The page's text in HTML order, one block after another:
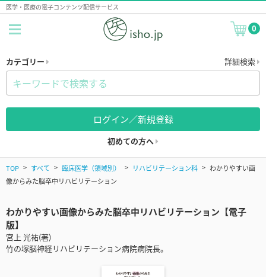
医学・医療の電子コンテンツ配信サービス
0
カテゴリー 詳細検索
ログイン／新規登録
初めての方へ
TOP すべて 臨床医学（領域別） リハビリテーション科
わかりやすい画
像からみた脳卒中リハビリテーション
わかりやすい画像からみた脳卒中リハビリテーション【電子
版】
宮上 光祐(著)
竹の塚脳神経リハビリテーション病院病院長。